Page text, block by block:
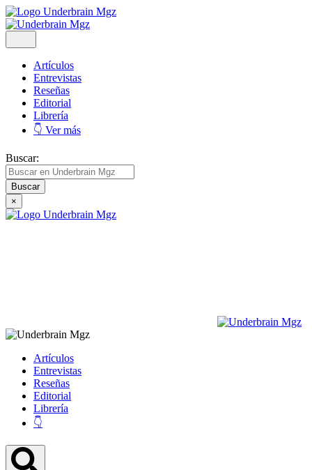
Artículos
Entrevistas
Reseñas
Editorial
Librería
👇 Ver más
Buscar:
×
Artículos
Entrevistas
Reseñas
Editorial
Librería
👇